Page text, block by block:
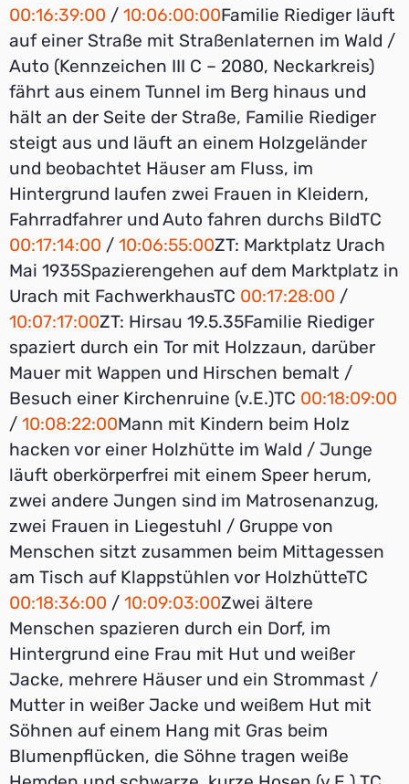
00:16:39:00 / 10:06:00:00Familie Riediger läuft
auf einer Straße mit Straßenlaternen im Wald /
Auto (Kennzeichen III C – 2080, Neckarkreis)
fährt aus einem Tunnel im Berg hinaus und
hält an der Seite der Straße, Familie Riediger
steigt aus und läuft an einem Holzgeländer
und beobachtet Häuser am Fluss, im
Hintergrund laufen zwei Frauen in Kleidern,
Fahrradfahrer und Auto fahren durchs BildTC
00:17:14:00 / 10:06:55:00ZT: Marktplatz Urach
Mai 1935Spazierengehen auf dem Marktplatz in
Urach mit FachwerkhausTC 00:17:28:00 /
10:07:17:00ZT: Hirsau 19.5.35Familie Riediger
spaziert durch ein Tor mit Holzzaun, darüber
Mauer mit Wappen und Hirschen bemalt /
Besuch einer Kirchenruine (v.E.)TC 00:18:09:00
/ 10:08:22:00Mann mit Kindern beim Holz
hacken vor einer Holzhütte im Wald / Junge
läuft oberkörperfrei mit einem Speer herum,
zwei andere Jungen sind im Matrosenanzug,
zwei Frauen in Liegestuhl / Gruppe von
Menschen sitzt zusammen beim Mittagessen
am Tisch auf Klappstühlen vor HolzhütteTC
00:18:36:00 / 10:09:03:00Zwei ältere
Menschen spazieren durch ein Dorf, im
Hintergrund eine Frau mit Hut und weißer
Jacke, mehrere Häuser und ein Strommast /
Mutter in weißer Jacke und weißem Hut mit
Söhnen auf einem Hang mit Gras beim
Blumenpflücken, die Söhne tragen weiße